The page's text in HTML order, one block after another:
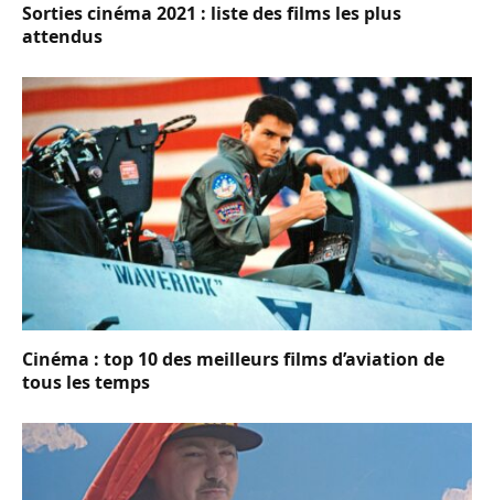
Sorties cinéma 2021 : liste des films les plus
attendus
Cinéma : top 10 des meilleurs films d’aviation de
tous les temps